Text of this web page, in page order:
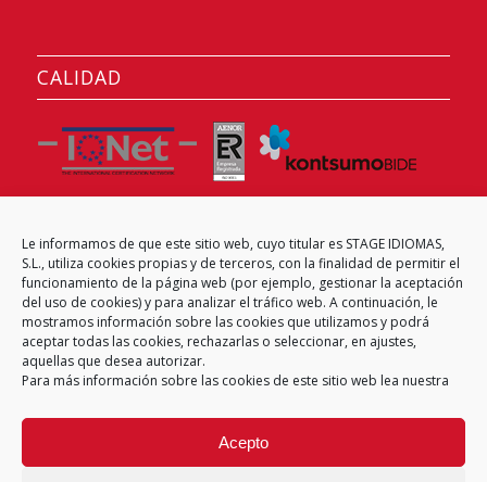
Le informamos de que este sitio web, cuyo titular es STAGE IDIOMAS,
S.L., utiliza cookies propias y de terceros, con la finalidad de permitir el
funcionamiento de la página web (por ejemplo, gestionar la aceptación
del uso de cookies) y para analizar el tráfico web. A continuación, le
mostramos información sobre las cookies que utilizamos y podrá
aceptar todas las cookies, rechazarlas o seleccionar, en ajustes,
aquellas que desea autorizar.
Para más información sobre las cookies de este sitio web lea nuestra
Acepto
CALIDAD
CENTRO EXAMINADOR